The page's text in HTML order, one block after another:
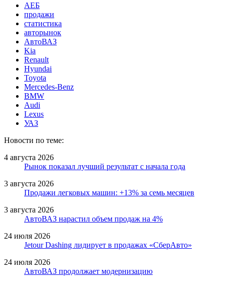
АЕБ
продажи
статистика
авторынок
АвтоВАЗ
Kia
Renault
Hyundai
Toyota
Mercedes-Benz
BMW
Audi
Lexus
УАЗ
Новости по теме:
4 августа 2026
Рынок показал лучший результат с начала года
3 августа 2026
Продажи легковых машин: +13% за семь месяцев
3 августа 2026
АвтоВАЗ нарастил объем продаж на 4%
24 июля 2026
Jetour Dashing лидирует в продажах «СберАвто»
24 июля 2026
АвтоВАЗ продолжает модернизацию